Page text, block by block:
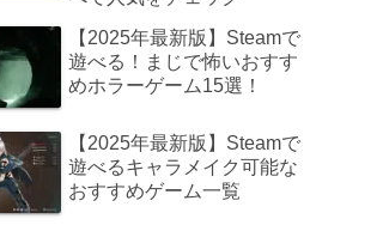
【2025年最新版】Steamで
遊べる！まじで怖いおすす
めホラーゲーム15選！
【2025年最新版】Steamで
遊べるキャラメイク可能な
おすすめゲーム一覧